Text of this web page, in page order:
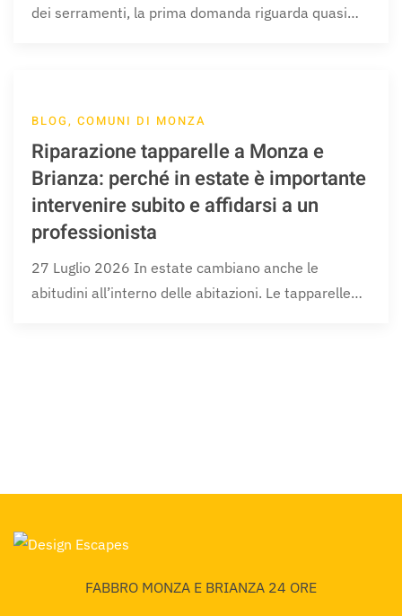
dei serramenti, la prima domanda riguarda quasi…
BLOG, COMUNI DI MONZA
Riparazione tapparelle a Monza e
Brianza: perché in estate è importante
intervenire subito e affidarsi a un
professionista
27 Luglio 2026 In estate cambiano anche le
abitudini all’interno delle abitazioni. Le tapparelle…
FABBRO MONZA E BRIANZA 24 ORE